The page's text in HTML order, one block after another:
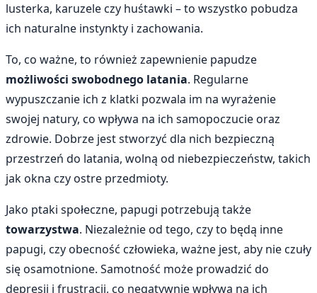
lusterka, karuzele czy huśtawki – to wszystko pobudza
ich naturalne instynkty i zachowania.
To, co ważne, to również zapewnienie papudze
możliwości swobodnego latania. Regularne
wypuszczanie ich z klatki pozwala im na wyrażenie
swojej natury, co wpływa na ich samopoczucie oraz
zdrowie. Dobrze jest stworzyć dla nich bezpieczną
przestrzeń do latania, wolną od niebezpieczeństw, takich
jak okna czy ostre przedmioty.
Jako ptaki społeczne, papugi potrzebują także
towarzystwa. Niezależnie od tego, czy to będą inne
papugi, czy obecność człowieka, ważne jest, aby nie czuły
się osamotnione. Samotność może prowadzić do
depresji i frustracji, co negatywnie wpływa na ich